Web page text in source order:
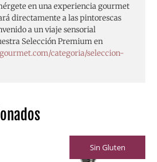
Sin Gluten
en una experiencia gourmet
directamente a las pintorescas
a un viaje sensorial
Selección Premium en
categoria/seleccion-